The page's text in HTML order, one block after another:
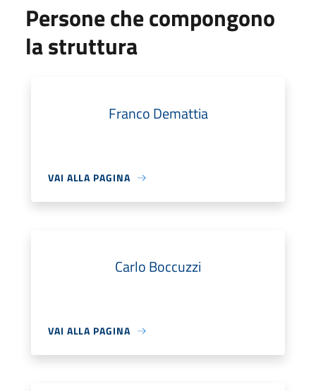
Persone che compongono
la struttura
Franco Demattia
VAI ALLA PAGINA
Carlo Boccuzzi
VAI ALLA PAGINA